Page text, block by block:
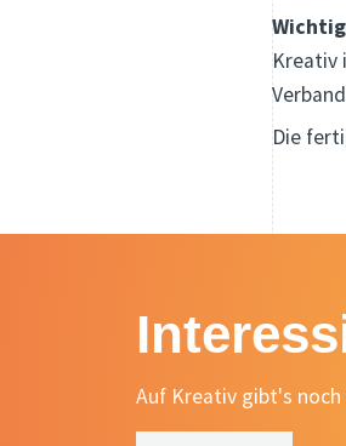
Kreativ
Die
Auf Kreativ gibt's noch